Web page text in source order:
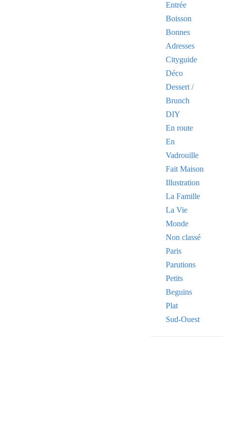
Entrée
Boisson
Bonnes
Adresses
Cityguide
Déco
Dessert /
Brunch
DIY
En route
En
Vadrouille
Fait Maison
Illustration
La Famille
La Vie
Monde
Non classé
Paris
Parutions
Petits
Beguins
Plat
Sud-Ouest